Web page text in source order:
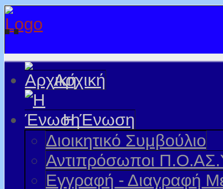
Αρχική
Η Ένωση
Διοικητικό Συμβούλιο
Αντιπρόσωποι
Εγγραφή - Διαγραφή